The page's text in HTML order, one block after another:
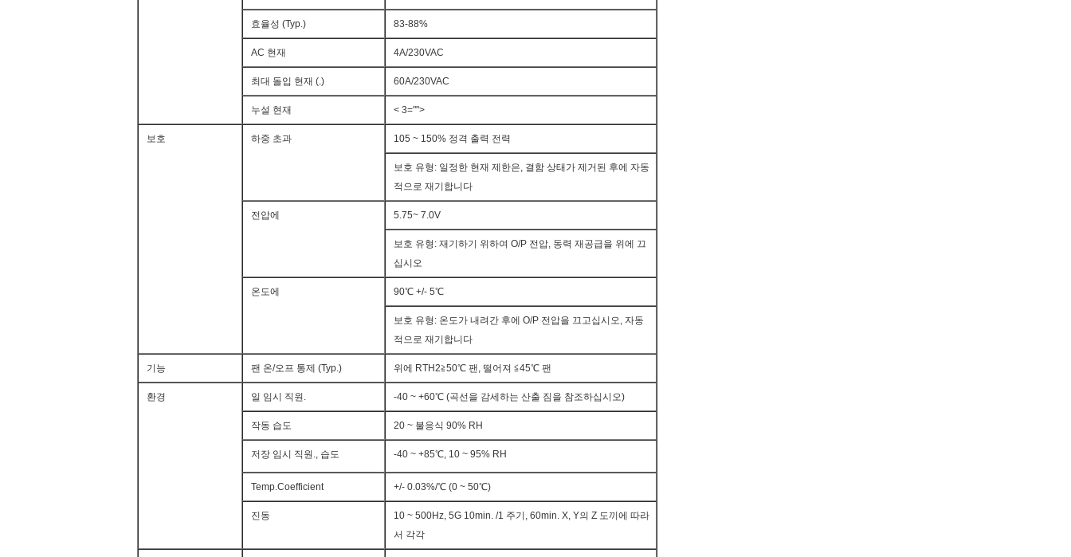
효율성 (Typ.) 83-88%
AC 현재 4A/230VAC
최대 돌입 현재 (.) 60A/230VAC
누설 현재 < 3="">
보호 하중 초과 105 ~ 150% 정격 출력 전력
보호 유형: 일정한 현재 제한은, 결함 상태가 제거된 후에 자동
적으로 재기합니다
전압에 5.75~ 7.0V
보호 유형: 재기하기 위하여 O/P 전압, 동력 재공급을 위에 끄
십시오
온도에 90℃ +/- 5℃
보호 유형: 온도가 내려간 후에 O/P 전압을 끄고십시오, 자동
적으로 재기합니다
기능 팬 온/오프 통제 (Typ.) 위에 RTH2≧50℃ 팬, 떨어져 ≦45℃ 팬
환경 일 임시 직원. -40 ~ +60℃ (곡선을 감세하는 산출 짐을 참조하십시오)
작동 습도 20 ~ 불응식 90% RH
저장 임시 직원., 습도 -40 ~ +85℃, 10 ~ 95% RH
Temp.Coefficient +/- 0.03%/℃ (0 ~ 50℃)
진동
10 ~ 500Hz, 5G 10min. /1 주기, 60min. X, Y의 Z 도끼에 따라
서 각각